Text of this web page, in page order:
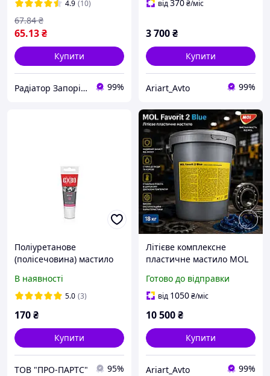
труб і сантехніки, 5 мл
4.9 (10)
65.13₴
67.84 ₴
Купити
Радіатор Запоріжжя 99%
мастило NLGI 3 для
важконавантажених
вузлів
від370₴/міс
3 700₴
Купити
Ariart_Avto 99%
Поліуретанове
(полісечовина) мастило
високошвидкісних
підшипників
В наявності
5.0 (3)
170₴
Купити
ТОВ "ПРО-ПАРТС" 95%
Літієве комплексне
пластичне мастило MOL
високотемпературне EP-
мастило для підшипників
Готово до відправки
від 1050₴/міс
10 500₴
Купити
Ariart_Avto 99%